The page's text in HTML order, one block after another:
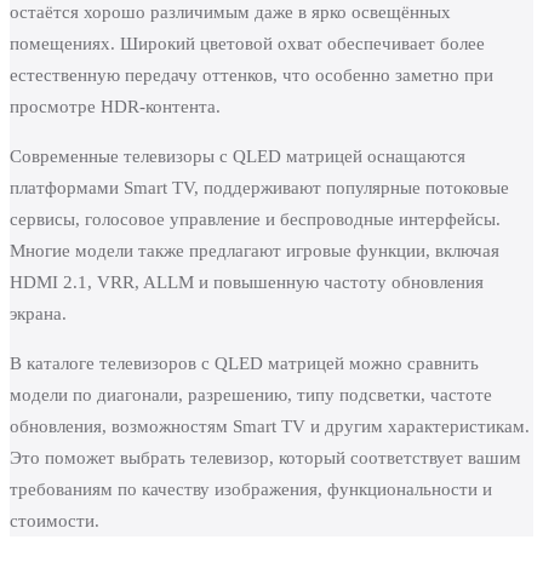
остаётся хорошо различимым даже в ярко освещённых
помещениях. Широкий цветовой охват обеспечивает более
естественную передачу оттенков, что особенно заметно при
просмотре HDR-контента.
Современные телевизоры с QLED матрицей оснащаются
платформами Smart TV, поддерживают популярные потоковые
сервисы, голосовое управление и беспроводные интерфейсы.
Многие модели также предлагают игровые функции, включая
HDMI 2.1, VRR, ALLM и повышенную частоту обновления
экрана.
В каталоге телевизоров с QLED матрицей можно сравнить
модели по диагонали, разрешению, типу подсветки, частоте
обновления, возможностям Smart TV и другим характеристикам.
Это поможет выбрать телевизор, который соответствует вашим
требованиям по качеству изображения, функциональности и
стоимости.